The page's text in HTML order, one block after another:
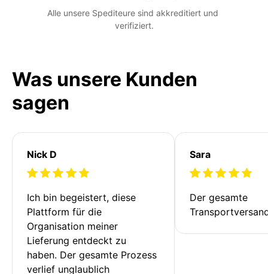
Alle unsere Spediteure sind akkreditiert und
verifiziert.
Was unsere Kunden
sagen
Nick D
Ich bin begeistert, diese
Plattform für die
Organisation meiner
Lieferung entdeckt zu
haben. Der gesamte Prozess
verlief unglaublich
Sara
Der gesamte